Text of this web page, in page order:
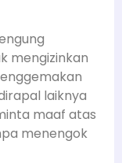
mengizinkan
laiknya
maaf atas
menengok